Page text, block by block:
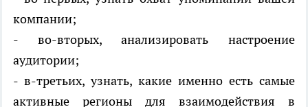
компании;
- во-вторых, анализировать настроение
аудитории;
- в-третьих, узнать, какие именно есть самые
активные регионы для взаимодействия в